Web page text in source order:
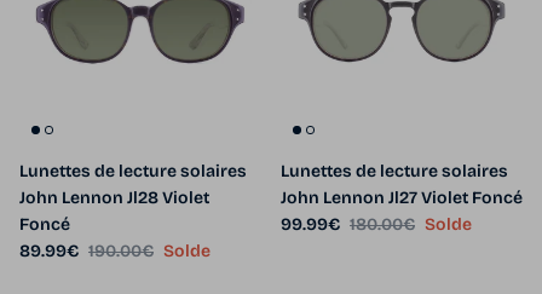
Lunettes de lecture solaires
John Lennon Jl28 Violet
Foncé
Prix soldé
89.99€ Prix habituel
190.00€ Solde
Lunettes de lecture solaires
John Lennon Jl27 Violet Foncé
Prix soldé
99.99€ Prix habituel
180.00€ Solde